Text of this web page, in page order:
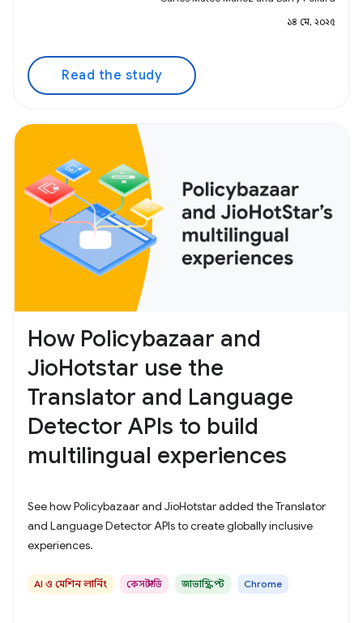
১৪ মে, ২০২৫
Read the study
How Policybazaar and
JioHotstar use the
Translator and Language
Detector APIs to build
multilingual experiences
See how Policybazaar and JioHotstar added the Translator
and Language Detector APIs to create globally inclusive
experiences.
AI ও মেশিন লার্নিং কেস স্টাডি জাভাস্ক্রিপ্ট Chrome